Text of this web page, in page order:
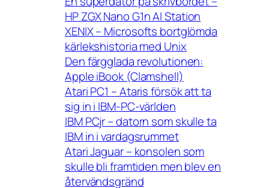
HP ZGX Nano G1n AI Station
XENIX – Microsofts bortglömda
kärlekshistoria med Unix
Den färgglada revolutionen:
Apple iBook (Clamshell)
Atari PC1 – Ataris försök att ta
sig in i IBM-PC-världen
IBM PCjr – datorn som skulle ta
IBM in i vardagsrummet
Atari Jaguar – konsolen som
skulle bli framtiden men blev en
återvändsgränd